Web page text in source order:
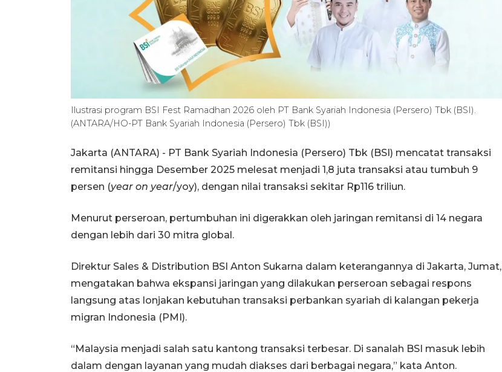
Ilustrasi program BSI Fest Ramadhan 2026 oleh PT Bank Syariah Indonesia (Persero) Tbk (BSI).
(ANTARA/HO-PT Bank Syariah Indonesia (Persero) Tbk (BSI))
Jakarta (ANTARA) - PT Bank Syariah Indonesia (Persero) Tbk (BSI) mencatat transaksi
remitansi hingga Desember 2025 melesat menjadi 1,8 juta transaksi atau tumbuh 9
persen (year on year/yoy), dengan nilai transaksi sekitar Rp116 triliun.
Menurut perseroan, pertumbuhan ini digerakkan oleh jaringan remitansi di 14 negara
dengan lebih dari 30 mitra global.
Direktur Sales & Distribution BSI Anton Sukarna dalam keterangannya di Jakarta, Jumat,
mengatakan bahwa ekspansi jaringan yang dilakukan perseroan sebagai respons
langsung atas lonjakan kebutuhan transaksi perbankan syariah di kalangan pekerja
migran Indonesia (PMI).
“Malaysia menjadi salah satu kantong transaksi terbesar. Di sanalah BSI masuk lebih
dalam dengan layanan yang mudah diakses dari berbagai negara,” kata Anton.